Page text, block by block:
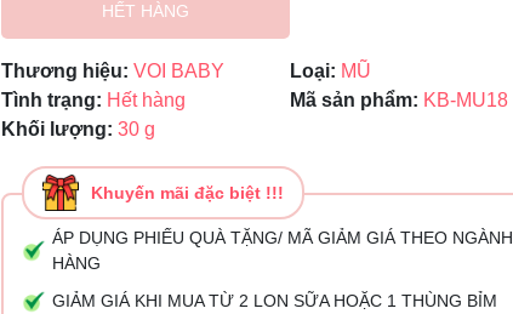
HẾT HÀNG
Thương hiệu: VOI BABY Loại: MŨ
Tình trạng: Hết hàng Mã sản phẩm: KB-MU18
Khối lượng: 30 g
Khuyến mãi đặc biệt !!!
ÁP DỤNG PHIẾU QUÀ TẶNG/ MÃ GIẢM GIÁ THEO NGÀNH
HÀNG
GIẢM GIÁ KHI MUA TỪ 2 LON SỮA HOẶC 1 THÙNG BỈM
Mã giảm giá:
Ngày hết hạn:
Điều kiện: